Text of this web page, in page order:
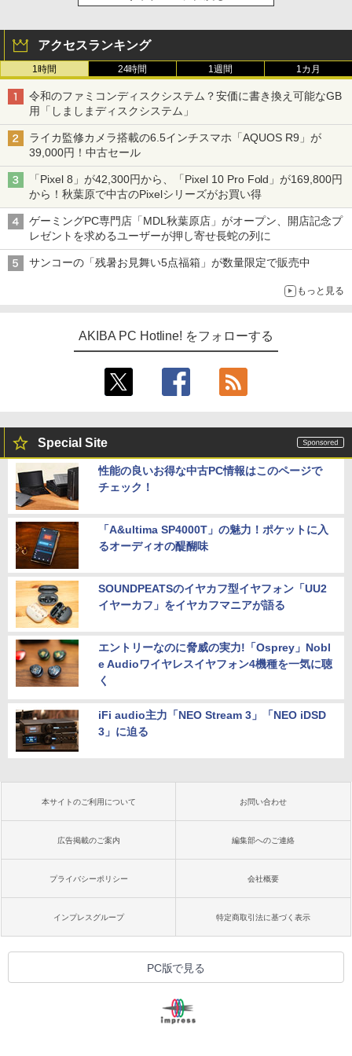
アクセスランキング
1時間 24時間 1週間 1カ月
令和のファミコンディスクシステム？安価に書き換え可能なGB
用「しましまディスクシステム」
ライカ監修カメラ搭載の6.5インチスマホ「AQUOS R9」が
39,000円！中古セール
「Pixel 8」が42,300円から、「Pixel 10 Pro Fold」が169,800円
から！秋葉原で中古のPixelシリーズがお買い得
ゲーミングPC専門店「MDL秋葉原店」がオープン、開店記念プ
レゼントを求めるユーザーが押し寄せ長蛇の列に
サンコーの「残暑お見舞い5点福箱」が数量限定で販売中
もっと見る
AKIBA PC Hotline! をフォローする
Special Site
性能の良いお得な中古PC情報はこのページで
チェック！
「A&ultima SP4000T」の魅力！ポケットに入
るオーディオの醍醐味
SOUNDPEATSのイヤカフ型イヤフォン「UU2
イヤーカフ」をイヤカフマニアが語る
エントリーなのに脅威の実力!「Osprey」Nobl
e Audioワイヤレスイヤフォン4機種を一気に聴
く
iFi audio主力「NEO Stream 3」「NEO iDSD
3」に迫る
本サイトのご利用について お問い合わせ
広告掲載のご案内 編集部へのご連絡
プライバシーポリシー 会社概要
インプレスグループ 特定商取引法に基づく表示
PC版で見る